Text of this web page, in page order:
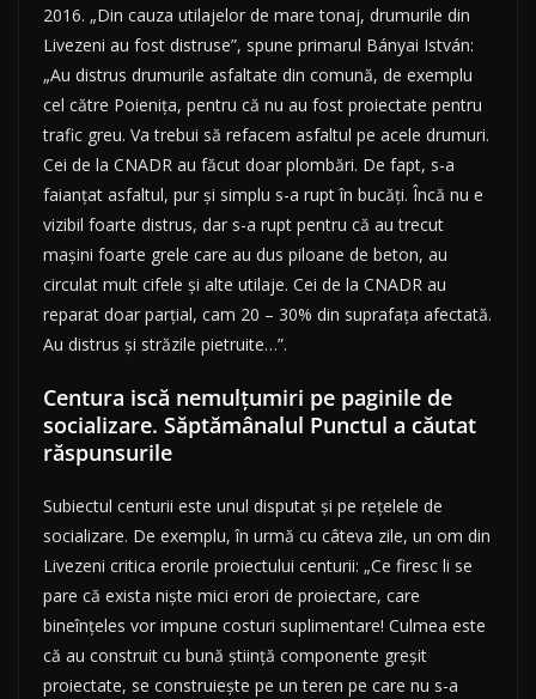
2016. „Din cauza utilajelor de mare tonaj, drumurile din
Livezeni au fost distruse”, spune primarul Bányai István:
„Au distrus drumurile asfaltate din comună, de exemplu
cel către Poieniţa, pentru că nu au fost proiectate pentru
trafic greu. Va trebui să refacem asfaltul pe acele drumuri.
Cei de la CNADR au făcut doar plombări. De fapt, s-a
faianţat asfaltul, pur şi simplu s-a rupt în bucăţi. Încă nu e
vizibil foarte distrus, dar s-a rupt pentru că au trecut
maşini foarte grele care au dus piloane de beton, au
circulat mult cifele şi alte utilaje. Cei de la CNADR au
reparat doar parţial, cam 20 – 30% din suprafaţa afectată.
Au distrus şi străzile pietruite…”.
Centura iscă nemulțumiri pe paginile de
socializare. Săptămânalul Punctul a căutat
răspunsurile
Subiectul centurii este unul disputat şi pe reţelele de
socializare. De exemplu, în urmă cu câteva zile, un om din
Livezeni critica erorile proiectului centurii: „Ce firesc li se
pare că exista niște mici erori de proiectare, care
bineînțeles vor impune costuri suplimentare! Culmea este
că au construit cu bună știință componente greșit
proiectate, se construiește pe un teren pe care nu s-a